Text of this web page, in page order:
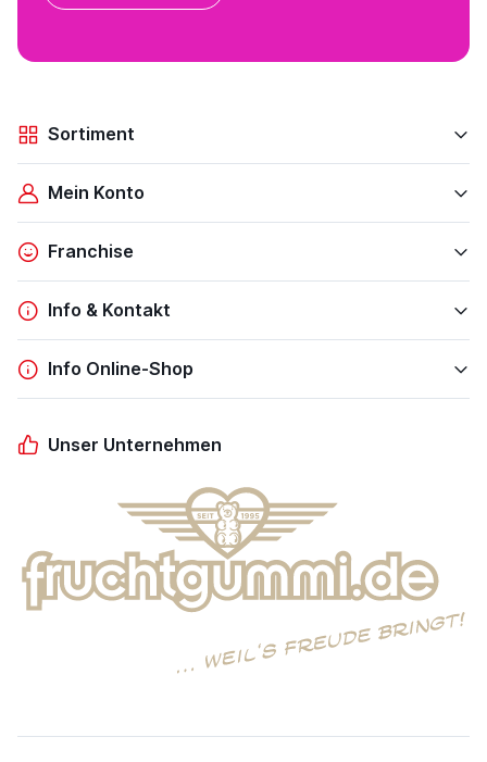
Sortiment
Mein Konto
Franchise
Info & Kontakt
Info Online-Shop
Unser Unternehmen